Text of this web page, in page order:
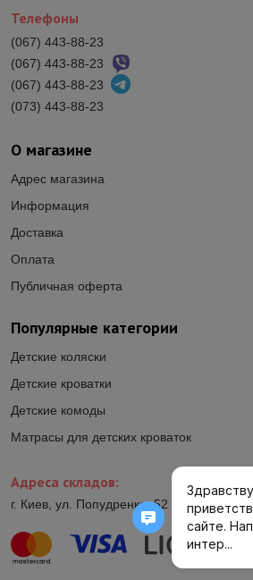
Популярные категории
Детские коляски
Детские кроватки
Детские комоды
Матрасы для детских кроваток
О магазине
Адрес магазина
Информация
Доставка
Оплата
Публичная оферта
Телефоны
(067) 443-88-23
(067) 443-88-23
(067) 443-88-23
(073) 443-88-23
Адреса складов:
г. Киев, ул. Попудренко, 52